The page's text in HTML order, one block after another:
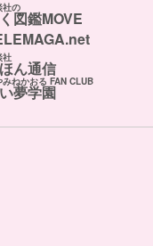
社の
図鑑MOVE
社
ん通信
みねかおる FAN CLUB
夢学園